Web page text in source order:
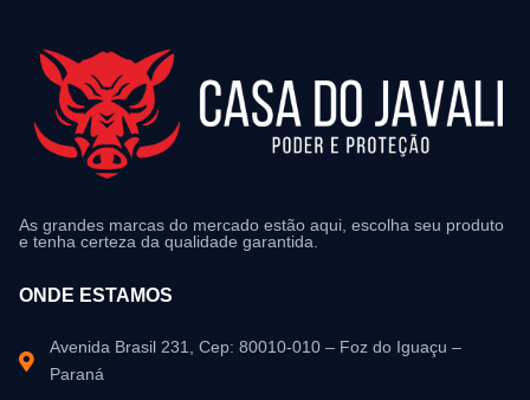
As grandes marcas do mercado estão aqui, escolha seu produto
e tenha certeza da qualidade garantida.
ONDE ESTAMOS
Avenida Brasil 231, Cep: 80010-010 – Foz do Iguaçu –
Paraná